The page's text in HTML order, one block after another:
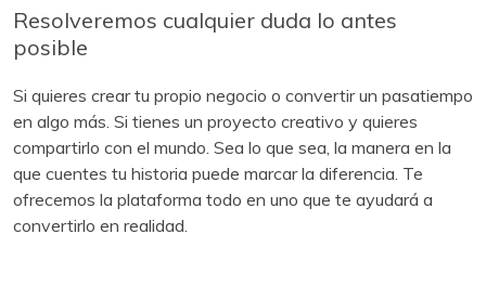
Resolveremos cualquier duda lo antes
posible
Si quieres crear tu propio negocio o convertir un pasatiempo
en algo más. Si tienes un proyecto creativo y quieres
compartirlo con el mundo. Sea lo que sea, la manera en la
que cuentes tu historia puede marcar la diferencia. Te
ofrecemos la plataforma todo en uno que te ayudará a
convertirlo en realidad.